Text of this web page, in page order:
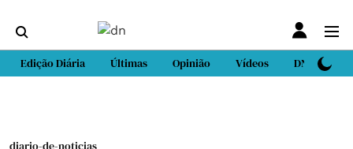
Edição Diária Últimas Opinião Vídeos DN Sport
diario-de-noticias